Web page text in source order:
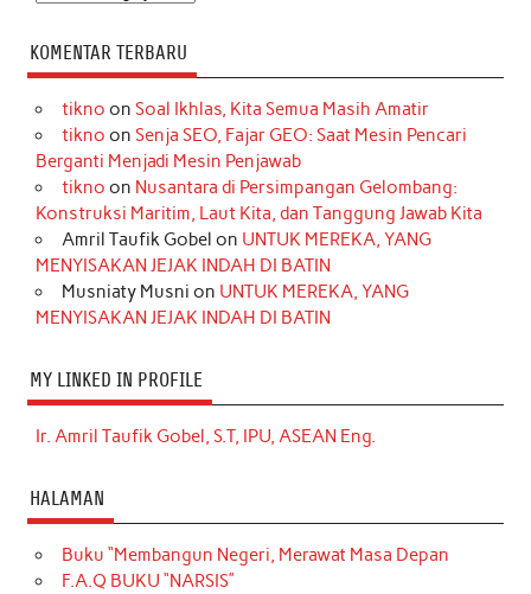
KOMENTAR TERBARU
tikno on Soal Ikhlas, Kita Semua Masih Amatir
tikno on Senja SEO, Fajar GEO: Saat Mesin Pencari
Berganti Menjadi Mesin Penjawab
tikno on Nusantara di Persimpangan Gelombang:
Konstruksi Maritim, Laut Kita, dan Tanggung Jawab Kita
Amril Taufik Gobel on UNTUK MEREKA, YANG
MENYISAKAN JEJAK INDAH DI BATIN
Musniaty Musni on UNTUK MEREKA, YANG
MENYISAKAN JEJAK INDAH DI BATIN
MY LINKED IN PROFILE
Ir. Amril Taufik Gobel, S.T, IPU, ASEAN Eng.
HALAMAN
Buku “Membangun Negeri, Merawat Masa Depan
F.A.Q BUKU “NARSIS”